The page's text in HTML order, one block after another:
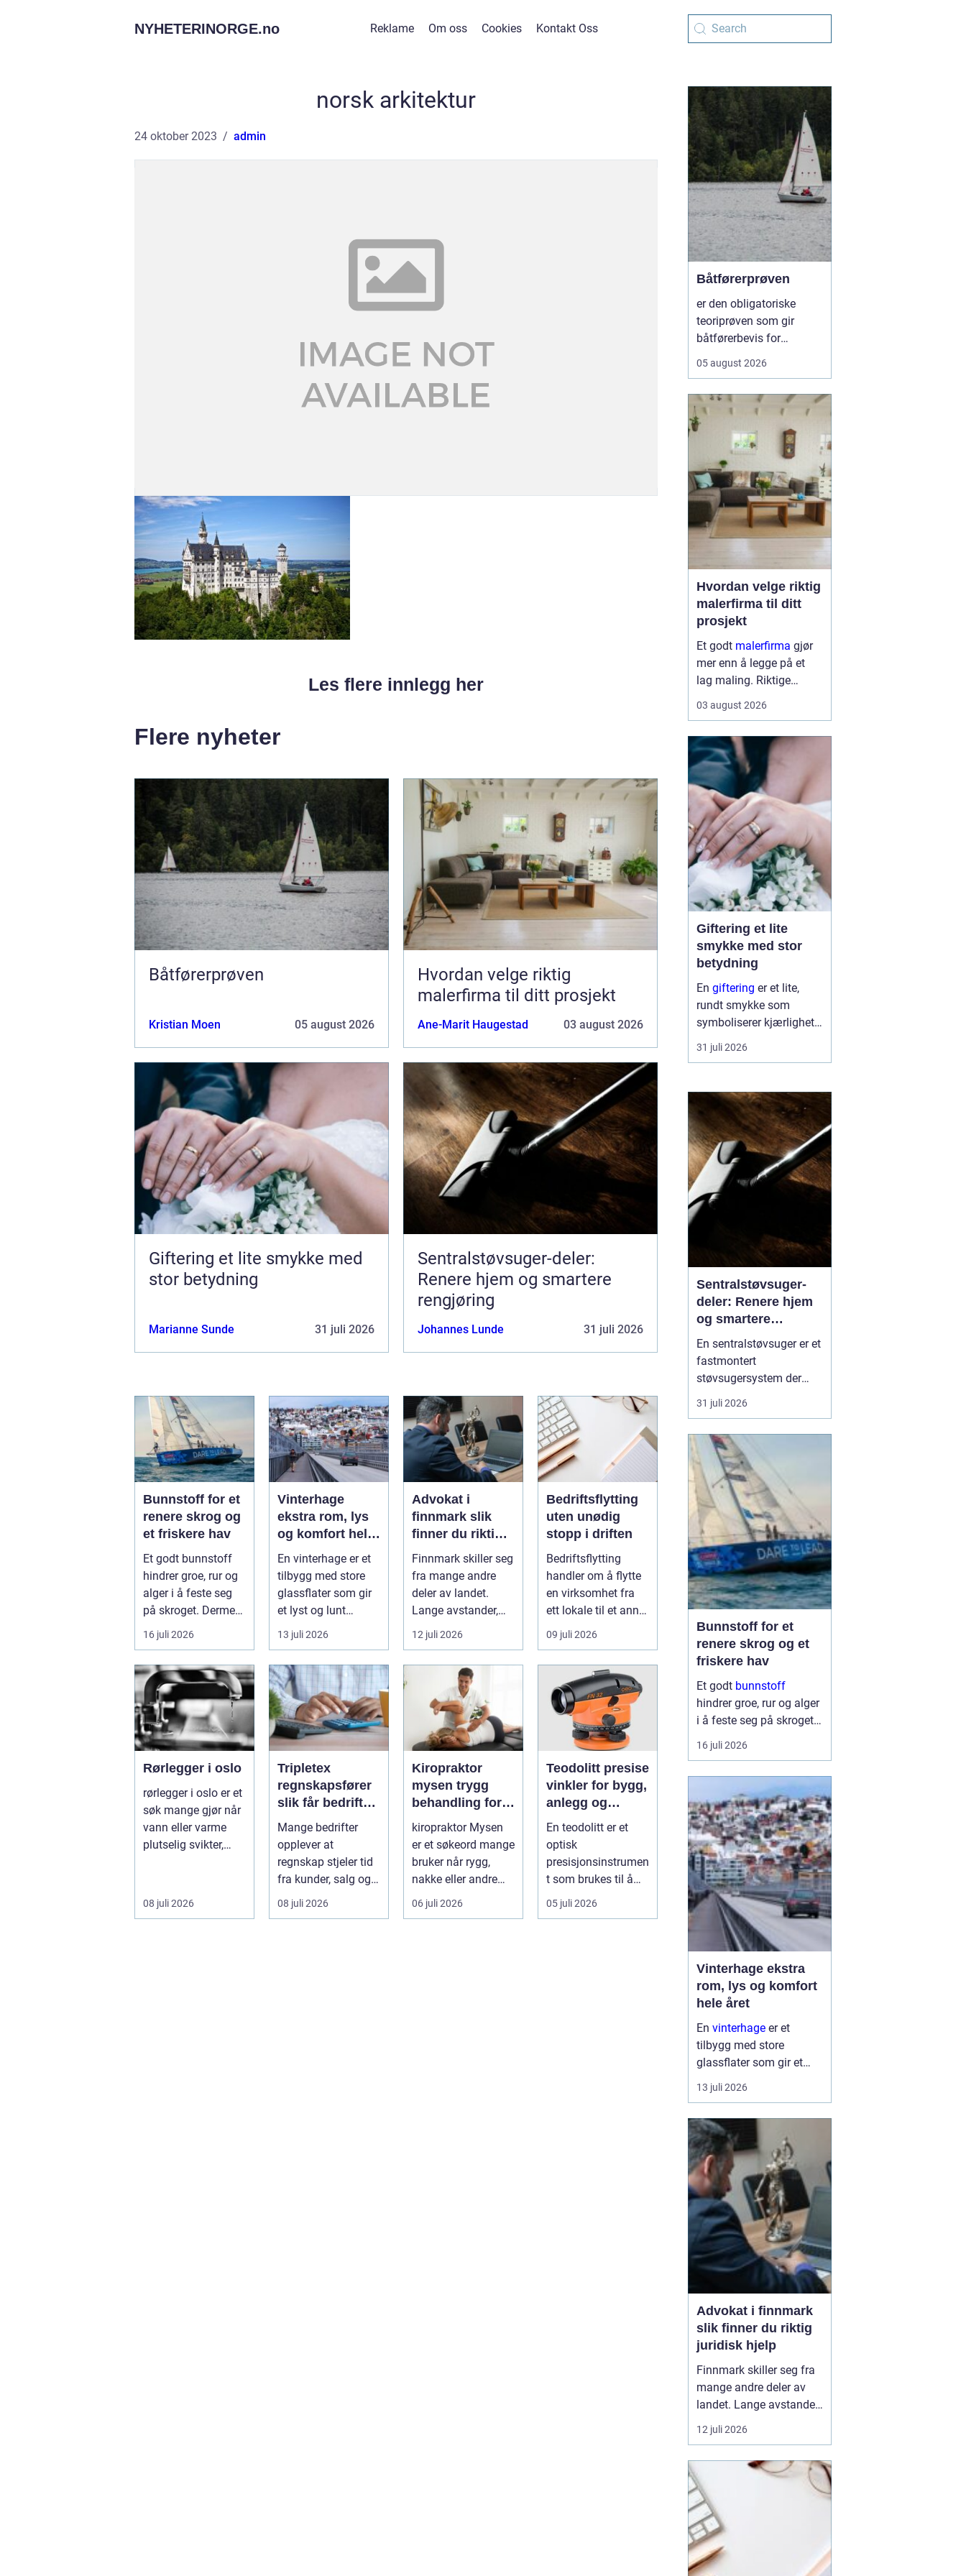
NYHETERINORGE.no Reklame Om oss Cookies Kontakt Oss
norsk arkitektur
24 oktober 2023 admin
Les flere innlegg her
Flere nyheter
Båtførerprøven
Kristian Moen 05 august 2026
Hvordan velge riktig
malerfirma til ditt prosjekt
Ane-Marit Haugestad 03 august 2026
Giftering et lite smykke med
stor betydning
Marianne Sunde 31 juli 2026
Sentralstøvsuger-deler:
Renere hjem og smartere
rengjøring
Johannes Lunde 31 juli 2026
Bunnstoff for et
renere skrog og
et friskere hav
Et godt bunnstoff
hindrer groe, rur og
alger i å feste seg
på skroget. Dermed
holder båten bedre
far...
16 juli 2026
Vinterhage
ekstra rom, lys
og komfort hele
året
En vinterhage er et
tilbygg med store
glassflater som gir
et lyst og lunt
oppholdsrom nær
hagen, ogs...
13 juli 2026
Advokat i
finnmark slik
finner du riktig
juridisk hjelp
Finnmark skiller seg
fra mange andre
deler av landet.
Lange avstander,
små lokalsamfunn,
sterk tilkn...
12 juli 2026
Bedriftsflytting
uten unødig
stopp i driften
Bedriftsflytting
handler om å flytte
en virksomhet fra
ett lokale til et annet
med minst mulig...
09 juli 2026
Rørlegger i oslo
rørlegger i oslo er et
søk mange gjør når
vann eller varme
plutselig svikter,
08 juli 2026
Tripletex
regnskapsfører
slik får bedriften
mer ut av
regnskapet
Mange bedrifter
opplever at
regnskap stjeler tid
fra kunder, salg og
utvikling av
virksomheten.
08 juli 2026
Kiropraktor
mysen trygg
behandling for
rygg, nakke og
ledd
kiropraktor Mysen
er et søkeord mange
bruker når rygg,
nakke eller andre
muskel og
leddplager begynn...
06 juli 2026
Teodolitt presise
vinkler for bygg,
anlegg og
kartlegging
En teodolitt er et
optisk
presisjonsinstrumen
t som brukes til å
måle horisontale og
vertikale vinkle...
05 juli 2026
Båtførerprøven
er den obligatoriske
teoriprøven som gir
båtførerbevis for
dokumenterer at føreren
sjøvett, navigasjon, lover
og regler, samt sikkerhet
om bord. For alle som vil
bruke motorbåt lovlig og
trygt, er dette et...
05 august 2026
Hvordan velge riktig
malerfirma til ditt
prosjekt
Et godt malerfirma gjør
mer enn å legge på et
lag maling. Riktige
levetiden på bygget,
og spare både tid og
penger. Samtidig kan feil
valg gi ekstra
kostnader,...
03 august 2026
Giftering et lite
smykke med stor
betydning
En giftering er et lite,
rundt smykke som
symboliserer kjærlighet,
troskap og felles
framtid. Ringen bæres
og blir en synlig
påminnelse om løftet to
mennesker ...
31 juli 2026
Sentralstøvsuger-
deler: Renere hjem
og smartere
rengjøring
En sentralstøvsuger er et
fastmontert
støvsugersystem der
motor og beholder står i
bod, garasje eller teknisk
sugekontakter finnes i
veggene rundt i boligen.
Du kobler bare slangen
til en kontakt, og støvet
transp...
31 juli 2026
Bunnstoff for et
renere skrog og et
friskere hav
Et godt bunnstoff
hindrer groe, rur og alger
i å feste seg på skroget.
Dermed holder båten
bedre fart, bruker mindre
mindre vedlikehold på
land. Samtidig begynner
flere båteiere ...
16 juli 2026
Vinterhage ekstra
rom, lys og komfort
hele året
En vinterhage er et
tilbygg med store
glassflater som gir et
lyst og lunt oppholdsrom
nær hagen, også når
fungere som en ekstra
stue, spiseplass eller
stille son...
13 juli 2026
Advokat i finnmark
slik finner du riktig
juridisk hjelp
Finnmark skiller seg fra
mange andre deler av
landet. Lange avstander,
små lokalsamfunn, sterk
tilknytning til natur og
rettigheter gjør at mange
juridiske spørsmål får en
ekstra dimensjon. Når en
privatperson eller en
bedrift i...
12 juli 2026